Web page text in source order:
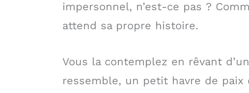
impersonnel, n’est-ce pas ?
attend sa propre histoire.
Vous la contemplez en rêvant
ressemble, un petit havre de paix